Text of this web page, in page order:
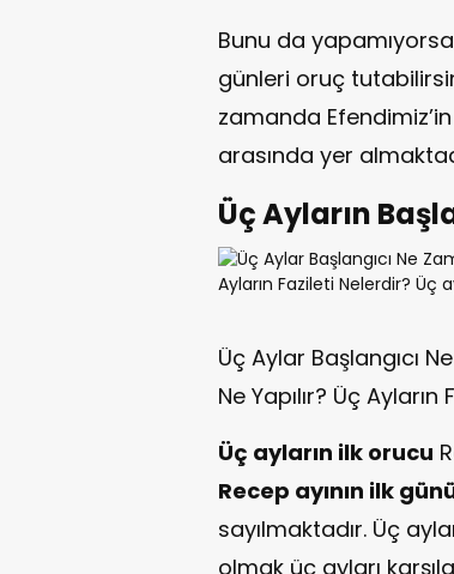
Bunu da
günleri oruç
zamanda
arasında yer
Üç Ayların
Üç Aylar Başlangıcı
Ne Yapılır? Üç
Üç ayların ilk orucu
Recep ayının ilk
sayılmaktadır. Üç
olmak üç ayları